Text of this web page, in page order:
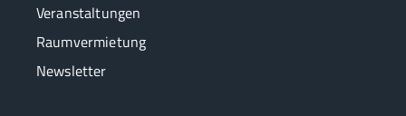
Veranstaltungen
Raumvermietung
Newsletter